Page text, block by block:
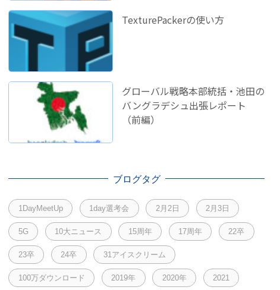
TexturePackerの使い方
グローバル戦略本部統括・池田の
バングラデシュ出張レポート
（前編）
ブログタグ
1DayMeetUp 1day選考会 2月2日 2月3日
5G 10大ニュース 15周年 17周年 22卒
23卒 24卒 31アイスクリーム
100万ダウンロード 2019年 2020年 2021